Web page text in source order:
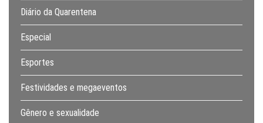
Diário da Quarentena
Especial
Esportes
Festividades e megaeventos
Gênero e sexualidade